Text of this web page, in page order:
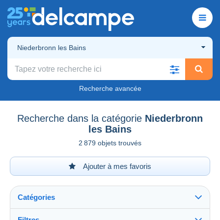
Niederbronn les Bains
Recherche avancée
Recherche dans la catégorie Niederbronn
les Bains
2 879 objets trouvés
Ajouter à mes favoris
Catégories